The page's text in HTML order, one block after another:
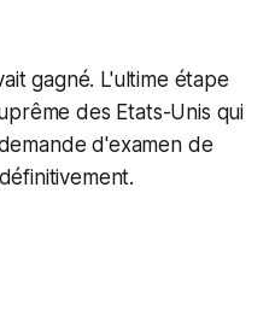
gagné. L'ultime étape
des Etats-Unis qui
d'examen de